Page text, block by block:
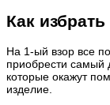
Как
На 1-ый взор все
приобрести самый
которые окажут
изделие.